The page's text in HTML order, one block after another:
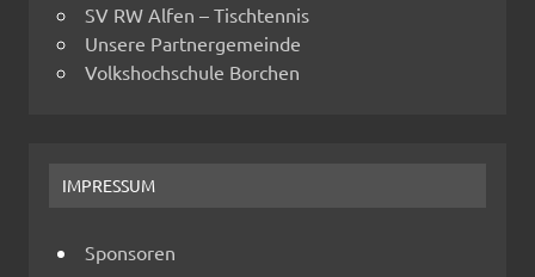
SV RW Alfen – Tischtennis
Unsere Partnergemeinde
Volkshochschule Borchen
IMPRESSUM
Sponsoren